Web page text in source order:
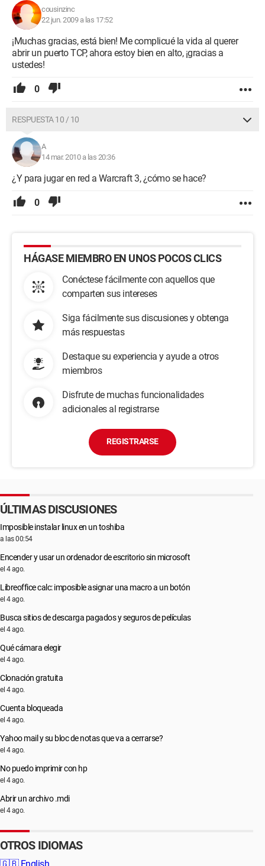
cousinzinc
22 jun. 2009 a las 17:52
¡Muchas gracias, está bien! Me complicué la vida al querer
abrir un puerto TCP, ahora estoy bien en alto, ¡gracias a
ustedes!
0
RESPUESTA 10 / 10
A
14 mar. 2010 a las 20:36
¿Y para jugar en red a Warcraft 3, ¿cómo se hace?
0
HÁGASE MIEMBRO EN UNOS POCOS CLICS
Conéctese fácilmente con aquellos que
comparten sus intereses
Siga fácilmente sus discusiones y obtenga
más respuestas
Destaque su experiencia y ayude a otros
miembros
Disfrute de muchas funcionalidades
adicionales al registrarse
REGISTRARSE
ÚLTIMAS DISCUSIONES
Imposible instalar linux en un toshiba
a las 00:54
Encender y usar un ordenador de escritorio sin microsoft
el 4 ago.
Libreoffice calc: imposible asignar una macro a un botón
el 4 ago.
Busca sitios de descarga pagados y seguros de películas
el 4 ago.
Qué cámara elegir
el 4 ago.
Clonación gratuita
el 4 ago.
Cuenta bloqueada
el 4 ago.
Yahoo mail y su bloc de notas que va a cerrarse?
el 4 ago.
No puedo imprimir con hp
el 4 ago.
Abrir un archivo .mdi
el 4 ago.
OTROS IDIOMAS